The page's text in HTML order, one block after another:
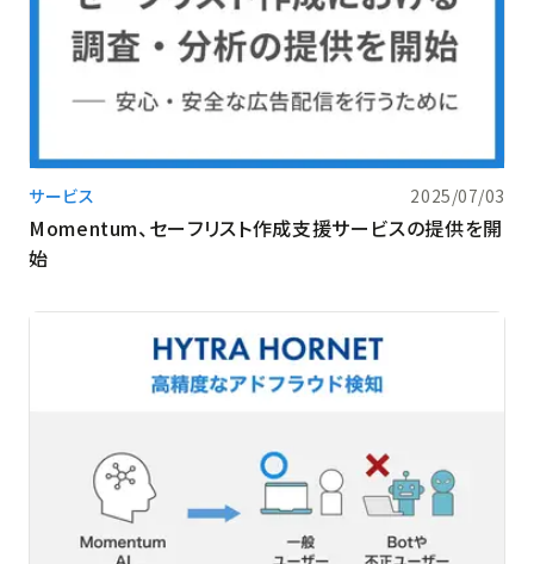
サービス 2025/07/03
Momentum、セーフリスト作成支援サービスの提供を開
始